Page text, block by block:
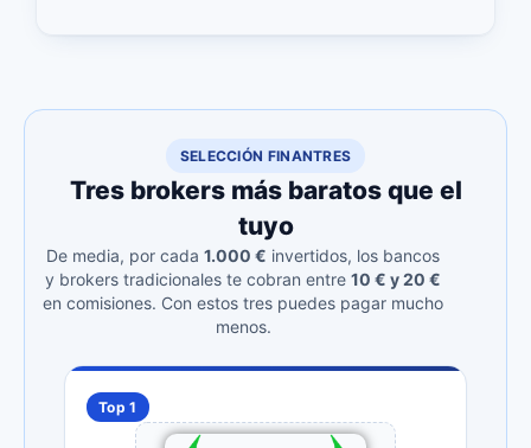
SELECCIÓN FINANTRES
Tres brokers más baratos que el
tuyo
De media, por cada 1.000 € invertidos, los bancos
y brokers tradicionales te cobran entre 10 € y 20 €
en comisiones. Con estos tres puedes pagar mucho
menos.
Top 1